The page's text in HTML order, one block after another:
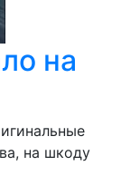
на
на шкоду